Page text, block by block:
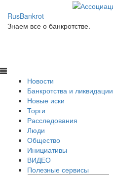
RusBankrot
Знаем все о банкротстве.
Новости
Банкротства и ликвидации
Новые иски
Торги
Расследования
Люди
Общество
Инициативы
ВИДЕО
Полезные сервисы